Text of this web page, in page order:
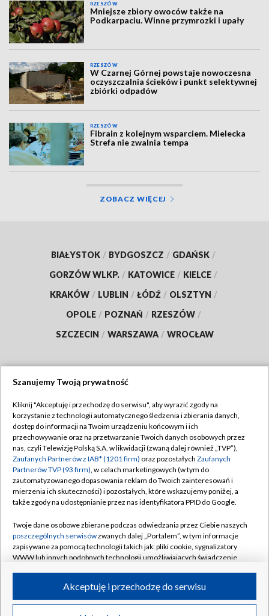
RZESZÓW
Mniejsze zbiory owoców także na
Podkarpaciu. Winne przymrozki i upały
RZESZÓW
W Czarnej Górnej powstaje nowoczesna
oczyszczalnia ścieków i punkt selektywnej
zbiórki odpadów
RZESZÓW
Fibrain z kolejnym wsparciem. Mielecka
Strefa nie zwalnia tempa
ZOBACZ WIĘCEJ
BIAŁYSTOK / BYDGOSZCZ / GDAŃSK /
GORZÓW WLKP. / KATOWICE / KIELCE /
KRAKÓW / LUBLIN / ŁÓDŹ / OLSZTYN /
OPOLE / POZNAŃ / RZESZÓW /
SZCZECIN / WARSZAWA / WROCŁAW
TVP
Abonament TVP
Emisja w TVP
Centrum informacji TVP
Naziemna Telewizja Cyfrowa
Rada Programowa
System NOS
Informacje o nadawcy
Program dla prasy
Regulamin TVP
Polityka prywatności
Moje zgody
Pomoc
Kontakt
Kanały
©2026 Telewizja Polska S.A. w likwidacji
Szanujemy Twoją prywatność
Kliknij "Akceptuję i przechodzę do serwisu", aby wyrazić zgody na
korzystanie z technologii automatycznego śledzenia i zbierania danych,
dostęp do informacji na Twoim urządzeniu końcowym i ich
przechowywanie oraz na przetwarzanie Twoich danych osobowych przez
nas, czyli Telewizję Polską S.A. w likwidacji (zwaną dalej również „TVP”),
Zaufanych Partnerów z IAB* (1201 firm) oraz pozostałych Zaufanych
Partnerów TVP (93 firm), w celach marketingowych (w tym do
zautomatyzowanego dopasowania reklam do Twoich zainteresowań i
mierzenia ich skuteczności) i pozostałych, które wskazujemy poniżej, a
także zgody na udostępnianie przez nas identyfikatora PPID do Google.
Twoje dane osobowe zbierane podczas odwiedzania przez Ciebie naszych
poszczególnych serwisówzwanych dalej „Portalem”, w tym informacje
zapisywane za pomocą technologii takich jak: pliki cookie, sygnalizatory
WWW lub innych podobnych technologii umożliwiających świadczenie
ruchu w Internecie.
Twoje dane osobowe zbierane podczas odwiedzania przez Ciebie
Akceptuję i przechodzę do serwisu